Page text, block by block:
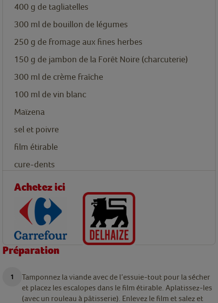
400 g de tagliatelles
300 ml de bouillon de légumes
250 g de fromage aux fines herbes
150 g de jambon de la Forêt Noire (charcuterie)
300 ml de crème fraîche
100 ml de vin blanc
Maïzena
sel et poivre
film étirable
cure-dents
Achetez ici
Préparation
Tamponnez la viande avec de l’essuie-tout pour la sécher
et placez les escalopes dans le film étirable. Aplatissez-les
(avec un rouleau à pâtisserie). Enlevez le film et salez et